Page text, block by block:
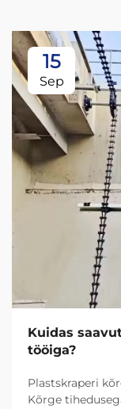
15
Sep
Kuidas
tööiga?
Plastskraperi
Kõrge